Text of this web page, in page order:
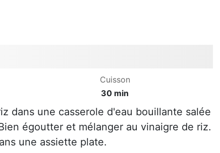
Cuisson
30 min
dans une casserole d'eau bouillante salée
égoutter et mélanger au vinaigre de riz.
une assiette plate.